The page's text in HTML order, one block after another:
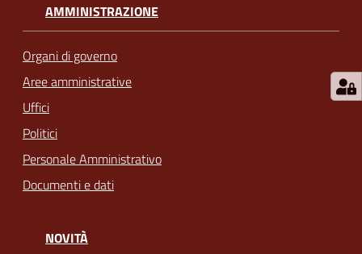
AMMINISTRAZIONE
Organi di governo
Aree amministrative
Uffici
Politici
Personale Amministrativo
Documenti e dati
NOVITÀ